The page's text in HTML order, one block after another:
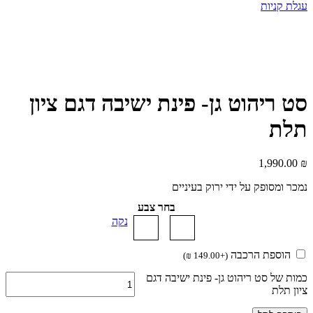
עגלת קניות
סט ריהוט גן- פינת ישיבה דגם ציון
תלת
1,990.00 ₪
נמכר ומסופק על ידי ירוק בעיניים
בחר צבע
נקה
הוספת הרכבה (
+
149.00
₪
)
כמות של סט ריהוט גן- פינת ישיבה דגם
ציון תלת